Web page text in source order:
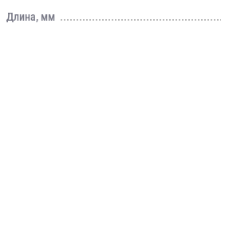
Длина, мм